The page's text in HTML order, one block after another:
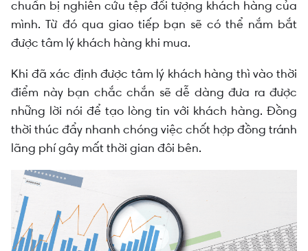
chuẩn bị nghiên cứu tệp đối tượng khách hàng của
mình. Từ đó qua giao tiếp bạn sẽ có thể nắm bắt
được tâm lý khách hàng khi mua.
Khi đã xác định được tâm lý khách hàng thì vào thời
điểm này bạn chắc chắn sẽ dễ dàng đưa ra được
những lời nói để tạo lòng tin với khách hàng. Đồng
thời thúc đẩy nhanh chóng việc chốt hợp đồng tránh
lãng phí gây mất thời gian đôi bên.